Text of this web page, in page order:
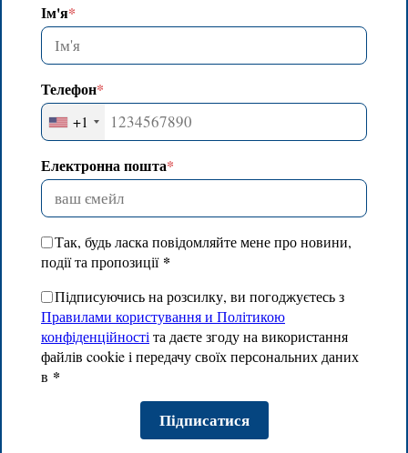
Ім'я*
Телефон*
+1
Електронна пошта*
Так, будь ласка повідомляйте мене про новини,
події та пропозиції *
Підписуючись на розсилку, ви погоджуєтесь з
Правилами користування и Політикою
конфіденційності та даєте згоду на використання
файлів cookie і передачу своїх персональних даних
в *
Підписатися